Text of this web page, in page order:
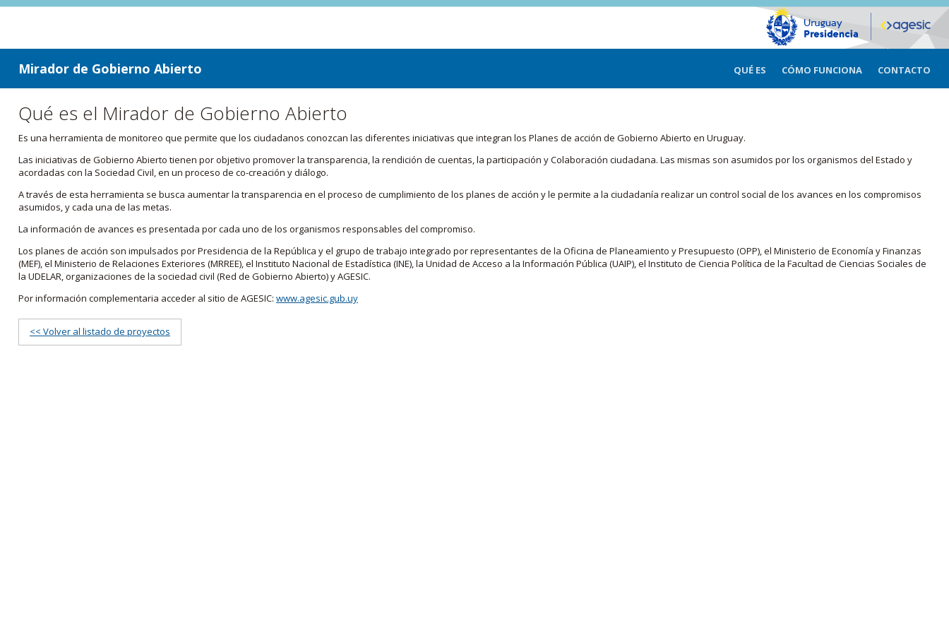
ir a contenido
ir al menú
Mirador de Gobierno Abierto QUÉ ES CÓMO FUNCIONA CONTACTO
Qué es el Mirador de Gobierno Abierto
Es una herramienta de monitoreo que permite que los ciudadanos conozcan las diferentes iniciativas que integran los Planes de acción de Gobierno Abierto en Uruguay.
Las iniciativas de Gobierno Abierto tienen por objetivo promover la transparencia, la rendición de cuentas, la participación y Colaboración ciudadana. Las mismas son asumidos por los organismos del Estado y
acordadas con la Sociedad Civil, en un proceso de co-creación y diálogo.
A través de esta herramienta se busca aumentar la transparencia en el proceso de cumplimiento de los planes de acción y le permite a la ciudadanía realizar un control social de los avances en los compromisos
asumidos, y cada una de las metas.
La información de avances es presentada por cada uno de los organismos responsables del compromiso.
Los planes de acción son impulsados por Presidencia de la República y el grupo de trabajo integrado por representantes de la Oficina de Planeamiento y Presupuesto (OPP), el Ministerio de Economía y Finanzas
(MEF), el Ministerio de Relaciones Exteriores (MRREE), el Instituto Nacional de Estadística (INE), la Unidad de Acceso a la Información Pública (UAIP), el Instituto de Ciencia Política de la Facultad de Ciencias Sociales de
la UDELAR, organizaciones de la sociedad civil (Red de Gobierno Abierto) y AGESIC.
Por información complementaria acceder al sitio de AGESIC: www.agesic.gub.uy
<< Volver al listado de proyectos